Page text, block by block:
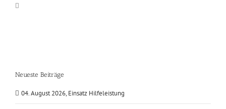
Neueste Beiträge
04. August 2026, Einsatz Hilfeleistung